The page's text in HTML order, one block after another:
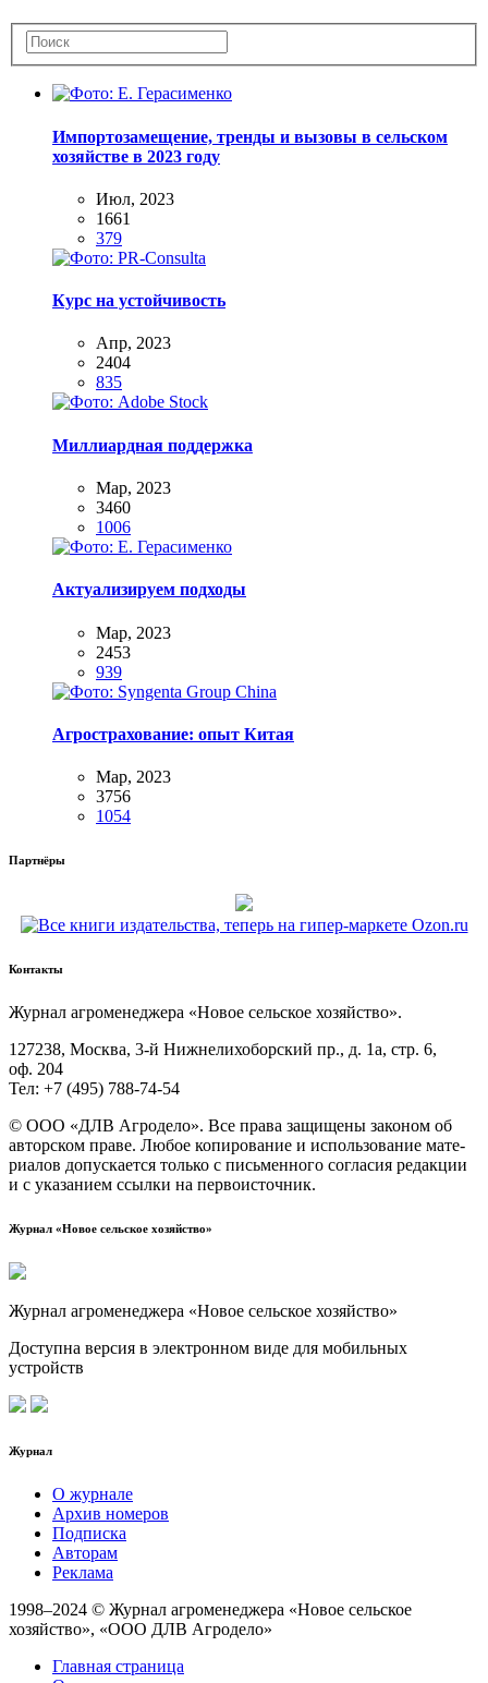
Импортозамещение, тренды и вызовы в сельском
хозяйстве в 2023 году
Июл, 2023
1661
379
Курс на устойчивость
Апр, 2023
2404
835
Миллиардная поддержка
Мар, 2023
3460
1006
Актуализируем подходы
Мар, 2023
2453
939
Агрострахование: опыт Китая
Мар, 2023
3756
1054
Партнёры
Контакты
Жур­нал агро­ме­не­дже­ра «Новое сель­ское хозяйство».
127238, Москва, 3‑й Ниж­не­ли­хо­бор­ский пр., д. 1а, стр. 6,
оф. 204
Тел: +7 (495) 788‑74‑54
© ООО «ДЛВ Агро­де­ло». Все пра­ва защи­ще­ны зако­ном об
автор­ском пра­ве. Любое копи­ро­ва­ние и исполь­зо­ва­ние мате­
ри­а­лов допус­ка­ет­ся толь­ко с пись­мен­но­го согла­сия редак­ции
и с ука­за­ни­ем ссыл­ки на первоисточник.
Журнал «Новое сельское хозяйство»
Журнал агроменеджера «Новое сельское хозяйство»
Доступна версия в электронном виде для мобильных
устройств
Журнал
О журнале
Архив номеров
Подписка
Авторам
Реклама
1998–2024 © Журнал агроменеджера «Новое сельское
хозяйство», «ООО ДЛВ Агродело»
Главная страница